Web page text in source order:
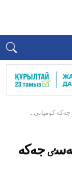
100 پايىز ٷلەسٸ جەكە